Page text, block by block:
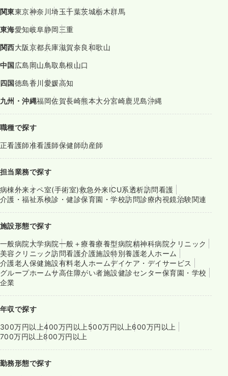
関東東京神奈川埼玉千葉茨城栃木群馬
東海愛知岐阜静岡三重
関西大阪京都兵庫滋賀奈良和歌山
中国広島岡山鳥取島根山口
四国徳島香川愛媛高知
九州・沖縄福岡佐賀長崎熊本大分宮崎鹿児島沖縄
職種で探す
正看護師准看護師保健師助産師
担当業務で探す
病棟外来オペ室(手術室)救急外来ICU系透析訪問看護
介護・福祉系検診・健診保育園・学校訪問診療内視鏡治験関連
施設形態で探す
一般病院大学病院一般＋療養療養型病院精神科病院クリニック
美容クリニック訪問看護介護施設特別養護老人ホーム
介護老人保健施設有料老人ホームデイケア・デイサービス
グループホームサ高住障がい者施設健診センター保育園・学校
企業
年収で探す
300万円以上400万円以上 500万円以上600万円以上
700万円以上800万円以上
勤務形態で探す